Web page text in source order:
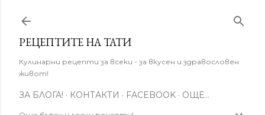
РЕЦЕПТИТЕ НА ТАТИ
Кулинарни рецепти за всеки - за вкусен и здравословен
живот!
ЗА БЛОГА! КОНТАКТИ FACEBOOK ОЩЕ…